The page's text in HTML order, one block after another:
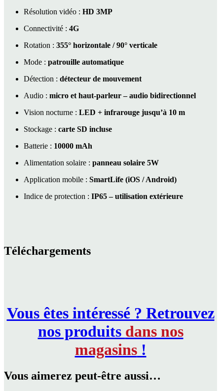
Résolution vidéo : HD 3MP
Connectivité : 4G
Rotation : 355° horizontale / 90° verticale
Mode : patrouille automatique
Détection : détecteur de mouvement
Audio : micro et haut-parleur – audio bidirectionnel
Vision nocturne : LED + infrarouge jusqu’à 10 m
Stockage : carte SD incluse
Batterie : 10000 mAh
Alimentation solaire : panneau solaire 5W
Application mobile : SmartLife (iOS / Android)
Indice de protection : IP65 – utilisation extérieure
Téléchargements
Vous êtes intéressé ? Retrouvez
nos produits dans nos
magasins!
Vous aimerez peut-être aussi…